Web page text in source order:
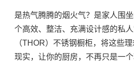
是热气腾腾的烟火气？是家人围
个高效、整洁、充满设计感的私
（THOR）不锈钢橱柜，将这些
现实，让你的厨房，不再只是一